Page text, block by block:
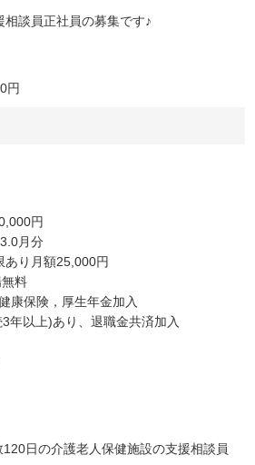
談員正社員の募集です♪
円
円
月分
り月額25,000円
料
康保険，厚生年金加入
年以上)あり、退職金共済加入
日の介護老人保健施設の支援相談員